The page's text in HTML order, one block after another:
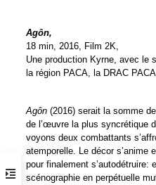
Agôn,
18 min, 2016, Film 2K,
Une production Kyrne, avec le
la région PACA, la DRAC
Agôn (2016) serait la somme
de l’œuvre la plus syncrétique
voyons deux combattants
atemporelle. Le décor s’anime
pour finalement s’autodétruire:
scénographie en perpétuelle